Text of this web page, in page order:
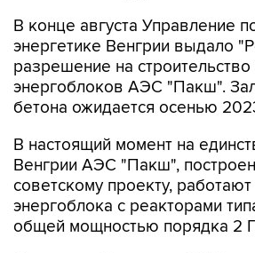
В конце августа Управление
энергетике Венгрии выдало
разрешение на строительство
энергоблоков АЭС "Пакш".
бетона ожидается осенью
В настоящий момент на
Венгрии АЭС "Пакш",
советскому проекту,
энергоблока с реакторами
общей мощностью порядка 2